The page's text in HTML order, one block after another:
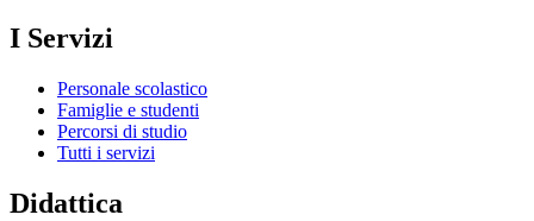
I Servizi
Personale scolastico
Famiglie e studenti
Percorsi di studio
Tutti i servizi
Didattica